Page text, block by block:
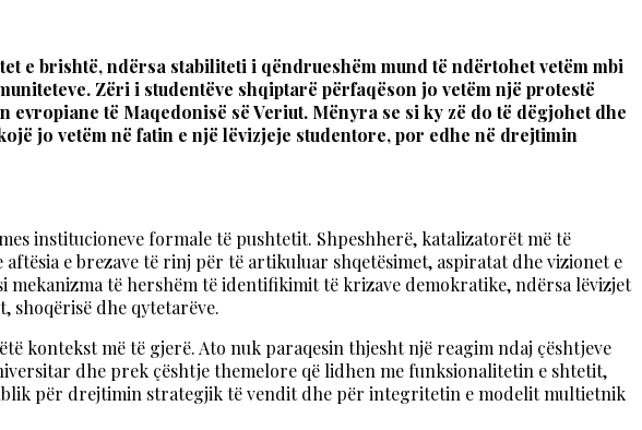
e brishtë, ndërsa stabiliteti i qëndrueshëm mund të ndërtohet vetëm mbi
Zëri i studentëve shqiptarë përfaqëson jo vetëm një protestë
të Maqedonisë së Veriut. Mënyra se si ky zë do të dëgjohet dhe
jo vetëm në fatin e një lëvizjeje studentore, por edhe në drejtimin
institucioneve formale të pushtetit. Shpeshherë, katalizatorët më të
e brezave të rinj për të artikuluar shqetësimet, aspiratat dhe vizionet e
të hershëm të identifikimit të krizave demokratike, ndërsa lëvizjet
shoqërisë dhe qytetarëve.
kontekst më të gjerë. Ato nuk paraqesin thjesht një reagim ndaj çështjeve
dhe prek çështje themelore që lidhen me funksionalitetin e shtetit,
për drejtimin strategjik të vendit dhe për integritetin e modelit multietnik